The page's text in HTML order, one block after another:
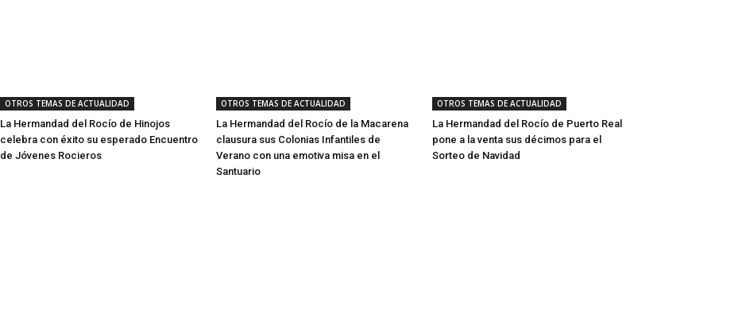
OTROS TEMAS DE ACTUALIDAD
La Hermandad del Rocío de Hinojos
celebra con éxito su esperado Encuentro
de Jóvenes Rocieros
OTROS TEMAS DE ACTUALIDAD
La Hermandad del Rocío de la Macarena
clausura sus Colonias Infantiles de
Verano con una emotiva misa en el
Santuario
OTROS TEMAS DE ACTUALIDAD
La Hermandad del Rocío de Puerto Real
pone a la venta sus décimos para el
Sorteo de Navidad